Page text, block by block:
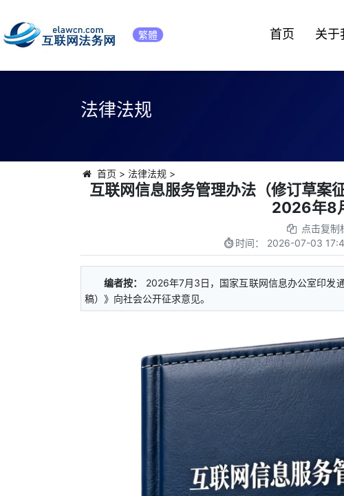
繁體 首页 关于
法律法规
首页 > 法律法规 >
互联网信息服务管理办法（修订草案
2026年8
点击复制
时间： 2026-07-03
编者按：
2026年7月3日，国家互联网信息办公室印发
稿）》向社会公开征求意见。